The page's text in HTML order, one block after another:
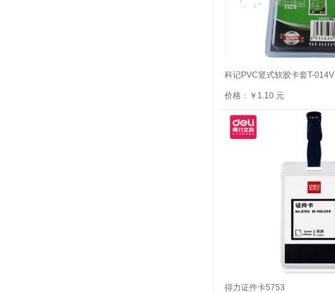
科记PVC竖式软胶卡套T-014V
价格：￥1.10 元
得力证件卡5753